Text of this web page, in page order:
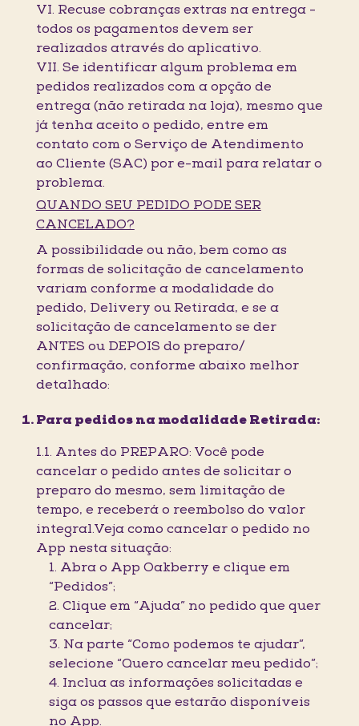
VI. Recuse cobranças extras na entrega -
todos os pagamentos devem ser
realizados através do aplicativo.
VII. Se identificar algum problema em
pedidos realizados com a opção de
entrega (não retirada na loja), mesmo que
já tenha aceito o pedido, entre em
contato com o Serviço de Atendimento
ao Cliente (SAC) por e-mail para relatar o
problema.
QUANDO SEU PEDIDO PODE SER
CANCELADO?
A possibilidade ou não, bem como as
formas de solicitação de cancelamento
variam conforme a modalidade do
pedido, Delivery ou Retirada, e se a
solicitação de cancelamento se der
ANTES ou DEPOIS do preparo/
confirmação, conforme abaixo melhor
detalhado:
Para pedidos na modalidade Retirada:
1.1. Antes do PREPARO: Você pode
cancelar o pedido antes de solicitar o
preparo do mesmo, sem limitação de
tempo, e receberá o reembolso do valor
integral.Veja como cancelar o pedido no
App nesta situação:
1. Abra o App Oakberry e clique em
“Pedidos”;
2. Clique em “Ajuda” no pedido que quer
cancelar;
3. Na parte “Como podemos te ajudar”,
selecione “Quero cancelar meu pedido”;
4. Inclua as informações solicitadas e
siga os passos que estarão disponíveis
no App.